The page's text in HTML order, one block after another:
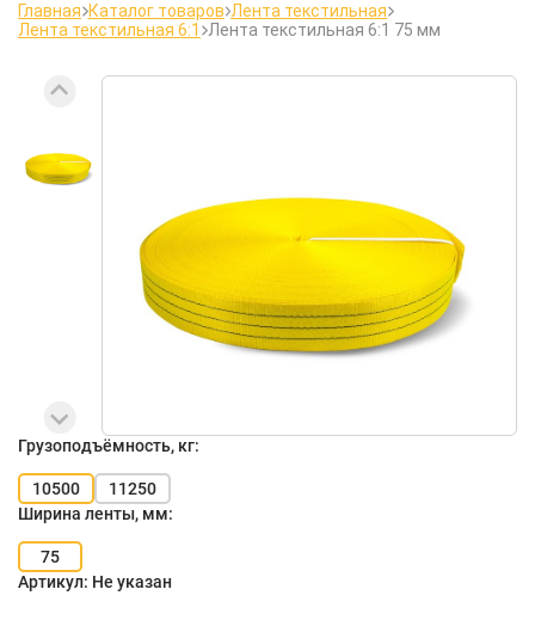
Главная Каталог товаров Лента текстильная
Лента текстильная 6:1 Лента текстильная 6:1 75 мм
Грузоподъёмность, кг:
10500
11250
Ширина ленты, мм:
75
Артикул: Не указан